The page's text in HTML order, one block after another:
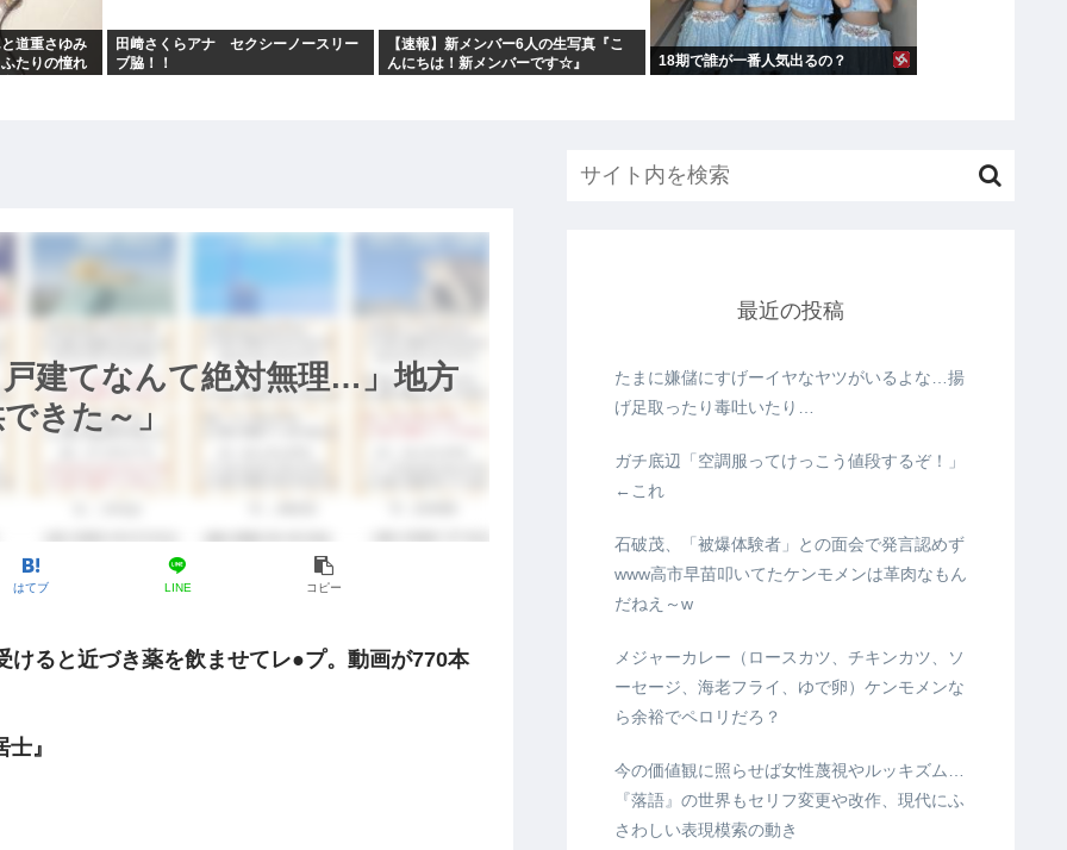
道重さゆみ
たりの憧れ
田﨑さくらアナ セクシーノースリー
ブ脇！！
【速報】新メンバー6人の生写真『こ
んにちは！新メンバーです☆』
18期で誰が一番人気出るの？
建てなんて絶対無理…」地方
きた～」
はてブ LINE コピー
ると近づき薬を飲ませてレ●プ。動画が770本
』
最近の投稿
たまに嫌儲にすげーイヤなヤツがいるよな…揚
げ足取ったり毒吐いたり…
ガチ底辺「空調服ってけっこう値段するぞ！」
←これ
石破茂、「被爆体験者」との面会で発言認めず
www高市早苗叩いてたケンモメンは革肉なもん
だねえ～w
メジャーカレー（ロースカツ、チキンカツ、ソ
ーセージ、海老フライ、ゆで卵）ケンモメンな
ら余裕でペロリだろ？
今の価値観に照らせば女性蔑視やルッキズム…
『落語』の世界もセリフ変更や改作、現代にふ
さわしい表現模索の動き